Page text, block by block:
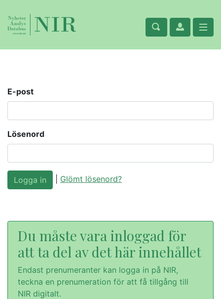
E-post
Lösenord
Glömt lösenord?
Du måste vara inloggad för
att ta del av det här innehållet
Endast prenumeranter kan logga in på NIR,
teckna en prenumeration för att få tillgång till
NIR digitalt.